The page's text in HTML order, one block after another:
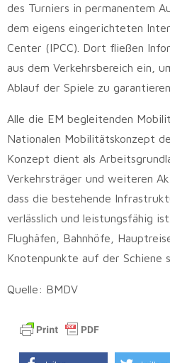
des Turniers in permanentem
dem eigens eingerichteten
Center (IPCC). Dort fließen
aus dem Verkehrsbereich ein,
Ablauf der Spiele zu garantieren.
Alle die EM begleitenden
Nationalen Mobilitätskonzept
Konzept dient als
Verkehrsträger und weiteren
dass die bestehende
verlässlich und leistungsfähig
Flughäfen, Bahnhöfe,
Knotenpunkte auf der Schiene
Quelle: BMDV